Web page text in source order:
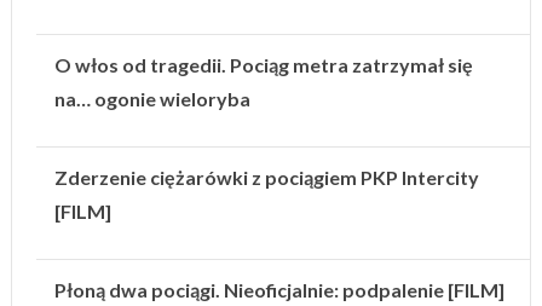
O włos od tragedii. Pociąg metra zatrzymał się
na… ogonie wieloryba
Zderzenie ciężarówki z pociągiem PKP Intercity
[FILM]
Płoną dwa pociągi. Nieoficjalnie: podpalenie [FILM]